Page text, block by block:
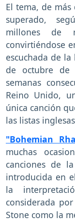
El tema, de
superado,
millones de
convirtiéndose
escuchada de
de octubre de
semanas
Reino Unido,
única canción
las listas
"Bohemian
muchas
canciones de
introducida en
la
considerada
Stone como la